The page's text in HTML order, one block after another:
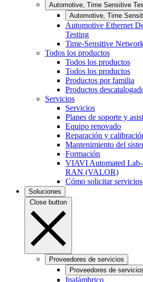
Automotive, Time Sensitive
Automotive, Time
Automotive Ethernet
Testing
Time-Sensitive
Todos los productos
Todos los productos
Todos los productos
Productos por familia
Productos
Servicios
Servicios
Planes de soporte y
Equipo renovado
Reparación y
Mantenimiento del
Formación
VIAVI Automated Lab-
RAN (VALOR)
Cómo solicitar servicios
Soluciones
Close button
Proveedores de servicios
Proveedores de
Inalámbrico